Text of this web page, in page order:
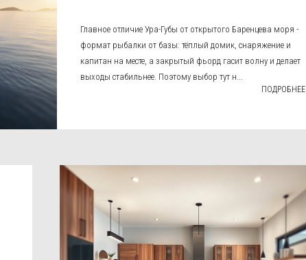
Главное отличие Ура-Губы от открытого Баренцева моря -
формат рыбалки от базы: тёплый домик, снаряжение и
капитан на месте, а закрытый фьорд гасит волну и делает
выходы стабильнее. Поэтому выбор тут н...
ПОДРОБНЕЕ